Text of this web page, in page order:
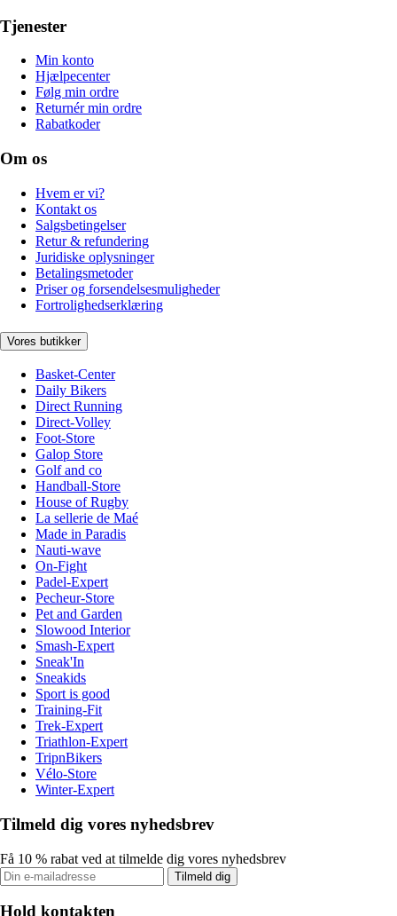
Tjenester
Min konto
Hjælpecenter
Følg min ordre
Returnér min ordre
Rabatkoder
Om os
Hvem er vi?
Kontakt os
Salgsbetingelser
Retur & refundering
Juridiske oplysninger
Betalingsmetoder
Priser og forsendelsesmuligheder
Fortrolighedserklæring
Vores butikker
Basket-Center
Daily Bikers
Direct Running
Direct-Volley
Foot-Store
Galop Store
Golf and co
Handball-Store
House of Rugby
La sellerie de Maé
Made in Paradis
Nauti-wave
On-Fight
Padel-Expert
Pecheur-Store
Pet and Garden
Slowood Interior
Smash-Expert
Sneak'In
Sneakids
Sport is good
Training-Fit
Trek-Expert
Triathlon-Expert
TripnBikers
Vélo-Store
Winter-Expert
Tilmeld dig vores nyhedsbrev
Få 10 % rabat ved at tilmelde dig vores nyhedsbrev
Tilmeld dig
Hold kontakten